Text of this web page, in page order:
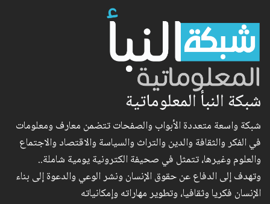
شبكة النبأ المعلوماتية
شبكة واسعة متعددة الأبواب والصفحات تتضمن معارف ومعلومات
في الفكر والثقافة والدين والتراث والسياسة والاقتصاد والاجتماع
والعلوم وغيرها، تتمثل في صحيفة الكترونية يومية شاملة..
وتهدف إلى الدفاع عن حقوق الإنسان ونشر الوعي والدعوة إلى بناء
الإنسان فكريا وثقافيا، وتطوير مهاراته وإمكانياته